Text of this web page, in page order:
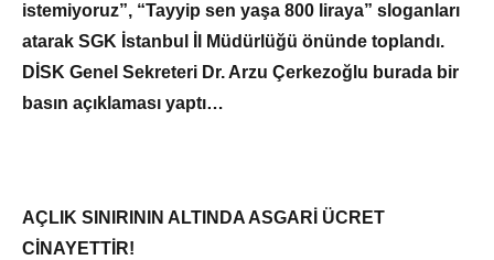
istemiyoruz”, “Tayyip sen yaşa 800 liraya” sloganları
atarak SGK İstanbul İl Müdürlüğü önünde toplandı.
DİSK Genel Sekreteri Dr. Arzu Çerkezoğlu burada bir
basın açıklaması yaptı…
AÇLIK SINIRININ ALTINDA ASGARİ ÜCRET
CİNAYETTİR!